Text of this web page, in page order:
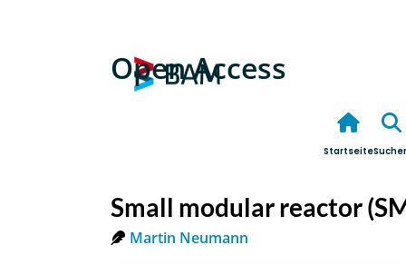
Open Access
Startseite
Small modular reactor
Martin Neumann